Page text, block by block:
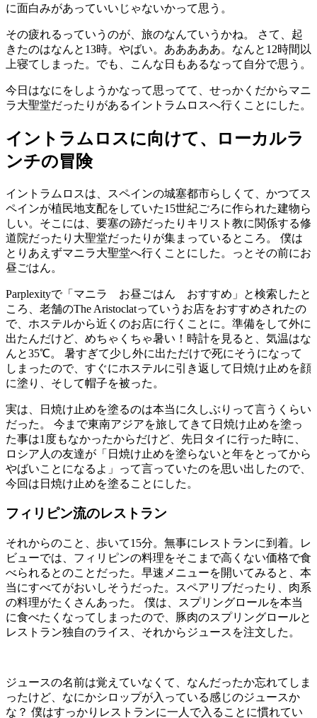
に面白みがあっていいじゃないかって思う。
その疲れるっていうのが、旅のなんていうかね。 さて、起
きたのはなんと13時。やばい。あああああ。なんと12時間以
上寝てしまった。でも、こんな日もあるなって自分で思う。
今日はなにをしようかなって思ってて、せっかくだからマニ
ラ大聖堂だったりがあるイントラムロスへ行くことにした。
イントラムロスに向けて、ローカルラ
ンチの冒険
イントラムロスは、スペインの城塞都市らしくて、かつてス
ペインが植民地支配をしていた15世紀ごろに作られた建物ら
しい。そこには、要塞の跡だったりキリスト教に関係する修
道院だったり大聖堂だったりが集まっているところ。 僕は
とりあえずマニラ大聖堂へ行くことにした。っとその前にお
昼ごはん。
Parplexityで「マニラ お昼ごはん おすすめ」と検索したと
ころ、老舗のThe Aristoclatっていうお店をおすすめされたの
で、ホステルから近くのお店に行くことに。準備をして外に
出たんだけど、めちゃくちゃ暑い！時計を見ると、気温はな
んと35℃。 暑すぎて少し外に出ただけで死にそうになって
しまったので、すぐにホステルに引き返して日焼け止めを顔
に塗り、そして帽子を被った。
実は、日焼け止めを塗るのは本当に久しぶりって言うくらい
だった。 今まで東南アジアを旅してきて日焼け止めを塗っ
た事は1度もなかったからだけど、先日タイに行った時に、
ロシア人の友達が「日焼け止めを塗らないと年をとってから
やばいことになるよ」って言っていたのを思い出したので、
今回は日焼け止めを塗ることにした。
フィリピン流のレストラン
それからのこと、歩いて15分。無事にレストランに到着。レ
ビューでは、フィリピンの料理をそこまで高くない価格で食
べられるとのことだった。早速メニューを開いてみると、本
当にすべてがおいしそうだった。スペアリブだったり、肉系
の料理がたくさんあった。 僕は、スプリングロールを本当
に食べたくなってしまったので、豚肉のスプリングロールと
レストラン独自のライス、それからジュースを注文した。
ジュースの名前は覚えていなくて、なんだったか忘れてしま
ったけど、なにかシロップが入っている感じのジュースか
な？ 僕はすっかりレストランに一人で入ることに慣れてい